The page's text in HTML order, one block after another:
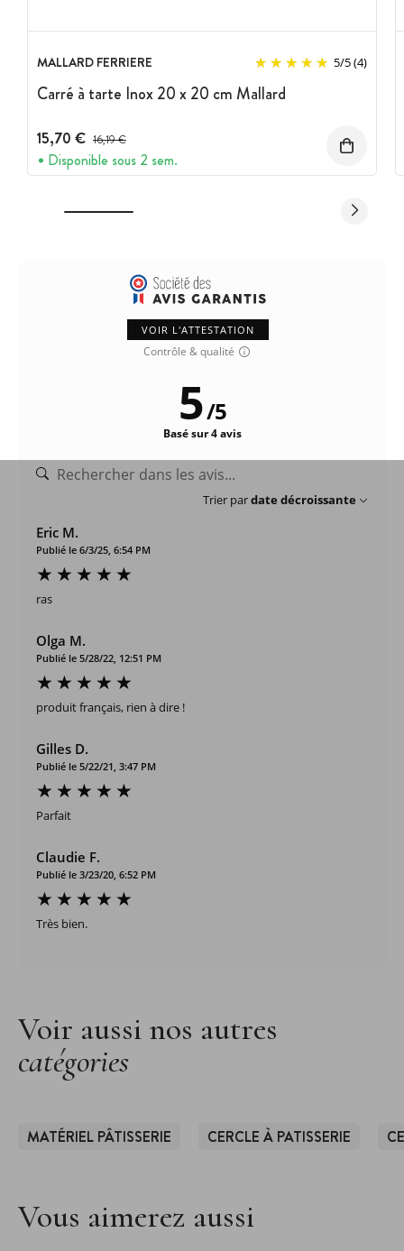
MALLARD FERRIERE 5/5(4)
Carré à tarte Inox 20 x 20 cm Mallard
15,70 € Prix avant réduction :
16,19 €
Disponible sous 2 sem.
VOIR L'ATTESTATION
Contrôle & qualité
5/5
Basé sur 4 avis
Trier pardate décroissante
Eric M.
Publié le 6/3/25, 6:54 PM
ras
Olga M.
Publié le 5/28/22, 12:51 PM
produit français, rien à dire !
Gilles D.
Publié le 5/22/21, 3:47 PM
Parfait
Claudie F.
Publié le 3/23/20, 6:52 PM
Très bien.
Voir aussi nos autres
catégories
MATÉRIEL PÂTISSERIE CERCLE À PATISSERIE
Vous aimerez aussi